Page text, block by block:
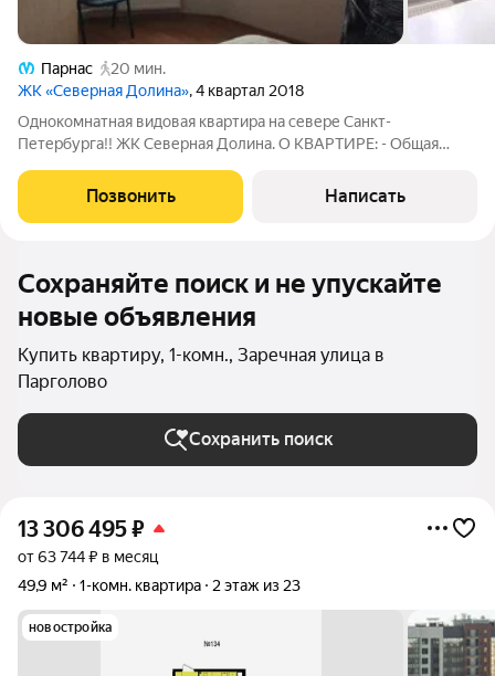
Парнас
20 мин.
ЖК «Северная Долина», 4 квартал 2018
Однокомнатная видовая квартира на севере Санкт-
Петербурга!! ЖК Северная Долина. О КВАРТИРЕ: - Общая
9,8 кв.м. - Совмещенный санузел 5,5 кв.м. - Квартира
располагается на 26 из 29-ти -
Позвонить Написать
Сохраняйте поиск и не упускайте
новые объявления
Купить квартиру, 1-комн., Заречная улица в
Парголово
Сохранить поиск
13 306 495₽
от 63 744 ₽ в месяц
49,9 м²
1-комн. квартира 2 этаж из 23
новостройка